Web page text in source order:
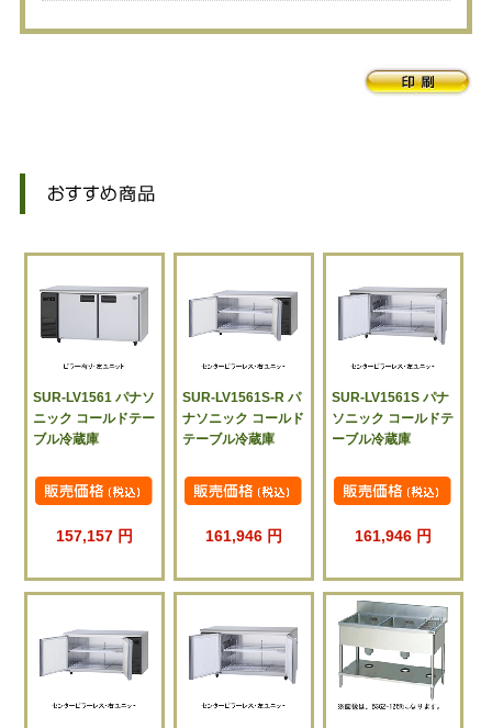
SUR-LV1561 パナソ
ニック コールドテー
ブル冷蔵庫
157,157 円
SUR-LV1561S-R パ
ナソニック コールド
テーブル冷蔵庫
161,946 円
SUR-LV1561S パナ
ソニック コールドテ
ーブル冷蔵庫
161,946 円